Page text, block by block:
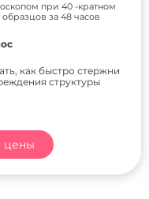
при 40 -кратном
за 48 часов
как быстро стержни
структуры
цены